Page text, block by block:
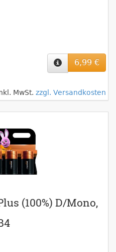
6,99 €
MwSt. zzgl. Versandkosten
(100%) D/Mono,